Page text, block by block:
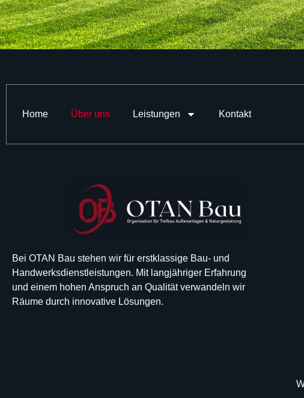
Home Über uns Leistungen Kontakt
Bei OTAN Bau stehen wir für erstklassige Bau- und
Handwerksdienstleistungen. Mit langjähriger Erfahrung
und einem hohen Anspruch an Qualität verwandeln wir
Räume durch innovative Lösungen.